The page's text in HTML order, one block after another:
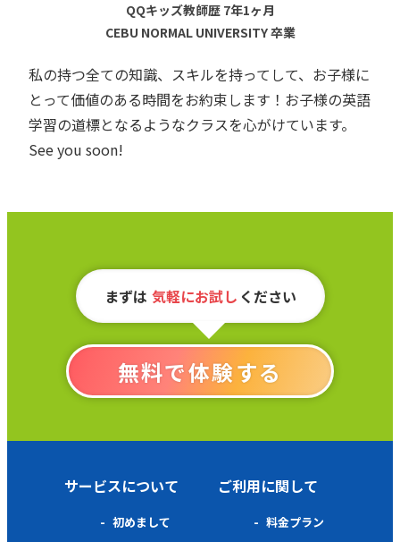
QQキッズ教師歴 7年1ヶ月
CEBU NORMAL UNIVERSITY 卒業
私の持つ全ての知識、スキルを持ってして、お子様に
とって価値のある時間をお約束します！お子様の英語
学習の道標となるようなクラスを心がけています。
See you soon!
まずは 気軽にお試し ください
無料で体験する
サービスについて
初めまして
ご利用に関して
料金プラン